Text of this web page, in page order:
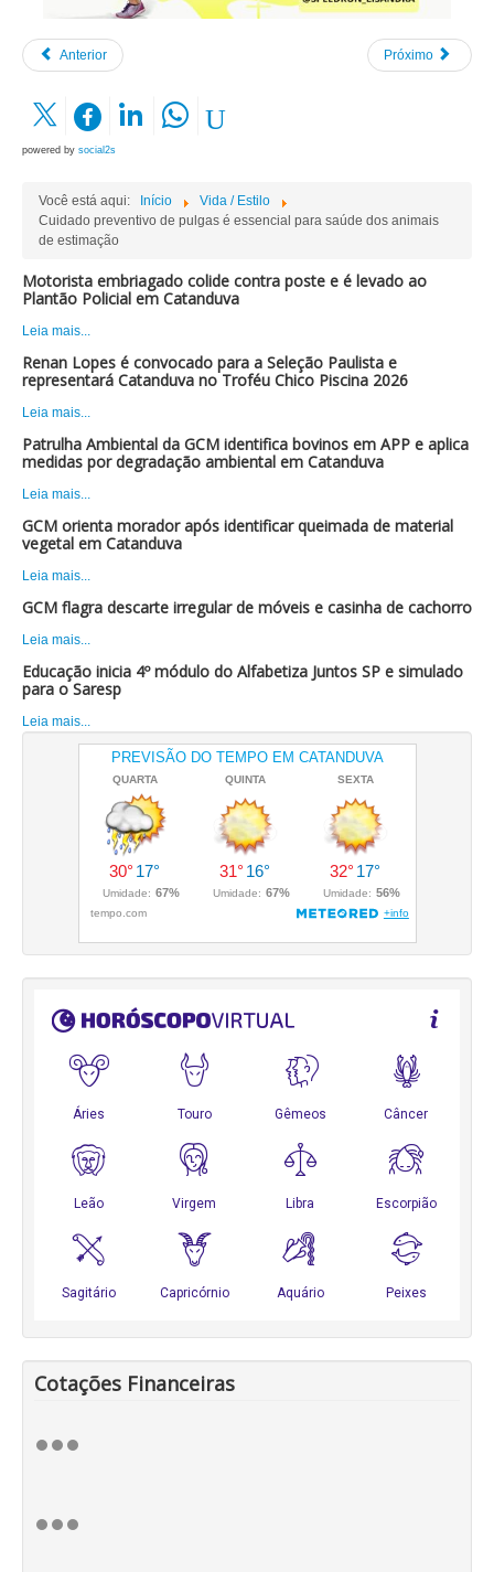
Anterior Próximo
powered by social2s
Você está aqui: Início
Vida / Estilo
Cuidado preventivo de pulgas é essencial para saúde dos animais
de estimação
Motorista embriagado colide contra poste e é levado ao
Plantão Policial em Catanduva
Leia mais...
Renan Lopes é convocado para a Seleção Paulista e
representará Catanduva no Troféu Chico Piscina 2026
Leia mais...
Patrulha Ambiental da GCM identifica bovinos em APP e aplica
medidas por degradação ambiental em Catanduva
Leia mais...
GCM orienta morador após identificar queimada de material
vegetal em Catanduva
Leia mais...
GCM flagra descarte irregular de móveis e casinha de cachorro
Leia mais...
Educação inicia 4º módulo do Alfabetiza Juntos SP e simulado
para o Saresp
Leia mais...
Cotações Financeiras